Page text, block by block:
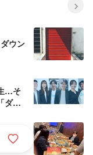
ウン
…そ
ダイ